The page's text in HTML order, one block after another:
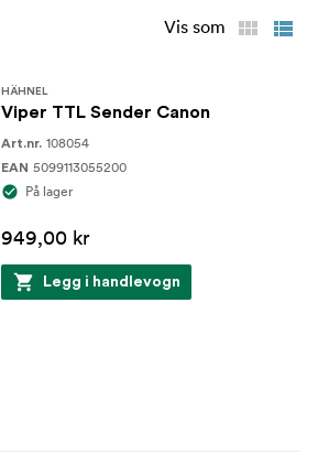
Vis som
HÄHNEL
Viper TTL Sender Canon
Art.nr. 108054
EAN 5099113055200
På lager
949,00 kr
Legg i handlevogn